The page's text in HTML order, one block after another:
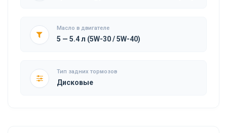
Масло в двигателе
5 — 5.4 л (5W-30 / 5W-40)
Тип задних тормозов
Дисковые